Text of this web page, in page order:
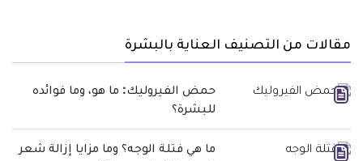
مقالات من التصنيف العناية بالبشرة
حمض الفيروليك: ما هو، وما فوائده
للبشرة؟
ما هي فتلة الوجه؟ وما مزايا إزالة شعر